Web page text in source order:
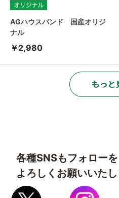
AGハウスバンド 国産オリジ
ナル
￥2,980
各種SNSもフォローを
よろしくお願いいたし